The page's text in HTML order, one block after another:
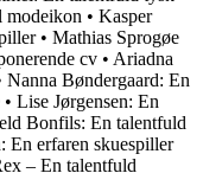
modeikon • Kasper
• Mathias Sprogøe
cv • Ariadna
Nanna Bøndergaard: En
• Lise Jørgensen: En
Bonfils: En talentfuld
En erfaren skuespiller
– En talentfuld